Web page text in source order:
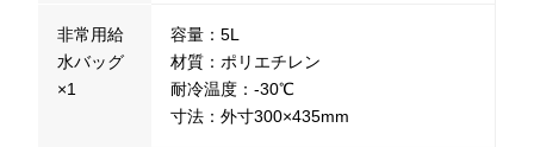
非常用給
水バッグ
×1
容量：5L
材質：ポリエチレン
耐冷温度：-30℃
寸法：外寸300×435mm